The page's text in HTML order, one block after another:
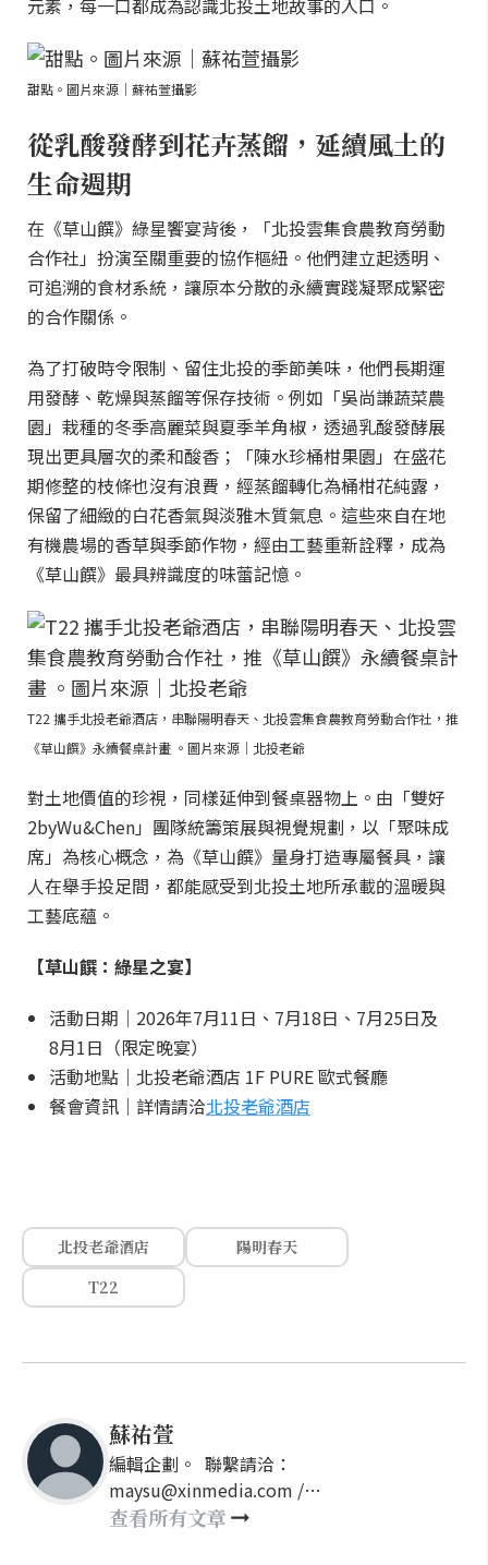
元素，每一口都成為認識北投土地故事的入口。
甜點。圖片來源｜蘇祐萱攝影
從乳酸發酵到花卉蒸餾，延續風土的
生命週期
在《草山饌》綠星饗宴背後，「北投雲集食農教育勞動
合作社」扮演至關重要的協作樞紐。他們建立起透明、
可追溯的食材系統，讓原本分散的永續實踐凝聚成緊密
的合作關係。
為了打破時令限制、留住北投的季節美味，他們長期運
用發酵、乾燥與蒸餾等保存技術。例如「吳尚謙蔬菜農
園」栽種的冬季高麗菜與夏季羊角椒，透過乳酸發酵展
現出更具層次的柔和酸香；「陳水珍桶柑果園」在盛花
期修整的枝條也沒有浪費，經蒸餾轉化為桶柑花純露，
保留了細緻的白花香氣與淡雅木質氣息。這些來自在地
有機農場的香草與季節作物，經由工藝重新詮釋，成為
《草山饌》最具辨識度的味蕾記憶。
T22 攜手北投老爺酒店，串聯陽明春天、北投雲集食農教育勞動合作社，推
《草山饌》永續餐桌計畫 。圖片來源｜北投老爺
對土地價值的珍視，同樣延伸到餐桌器物上。由「雙好
2byWu&Chen」團隊統籌策展與視覺規劃，以「聚味成
席」為核心概念，為《草山饌》量身打造專屬餐具，讓
人在舉手投足間，都能感受到北投土地所承載的溫暖與
工藝底蘊。
【草山饌：綠星之宴】
活動日期｜2026年7月11日、7月18日、7月25日及
8月1日（限定晚宴）
活動地點｜北投老爺酒店 1F PURE 歐式餐廳
餐會資訊｜詳情請洽北投老爺酒店
北投老爺酒店
陽明春天
T22
蘇祐萱
編輯企劃。 聯繫請洽：
maysu@xinmedia.com /
may860527@gmail.com
查看所有文章